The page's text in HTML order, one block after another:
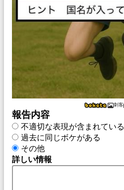
刺客
報告内容
不適切な表現が含まれている
過去に同じボケがある
その他
詳しい情報